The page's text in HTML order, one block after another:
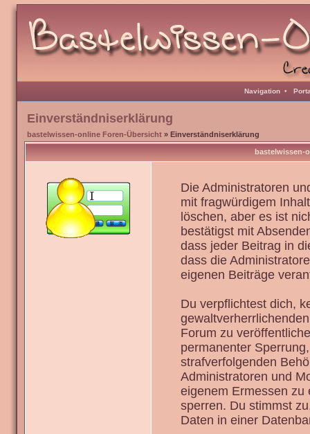
Navigation •
Einverständniserklärung
bastelwissen-online Foren-Übersicht » Einverständniserklärung
bastelwissen-
Die Administratoren
mit fragwürdigem
löschen, aber es ist
bestätigst mit
dass jeder Beitrag in
dass die
eigenen Beiträge
Du verpflichtest dich,
Forum zu
permanenter
strafverfolgenden
Administratoren und
eigenem Ermessen zu
sperren. Du stimmst
Daten in einer